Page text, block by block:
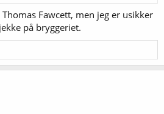
Fawcett, men jeg er usikker
på bryggeriet.